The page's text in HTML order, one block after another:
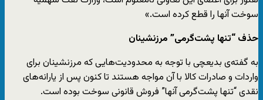
سوخت آنها را قطع کرده است.»
حذف “تنها پشت‌گرمی” مرزنشینان
به گفته‌ی بدیعچی با توجه به محدودیت‌هایی که مرزنشینان برای
واردات و صادرات کالا با آن مواجه هستند تا کنون پس از یارانه‌های
نقدی “تنها پشت‌گرمی آنها” فروش قانونی سوخت بوده ‌است.